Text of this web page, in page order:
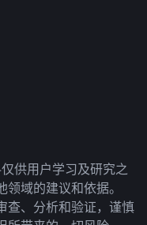
供用户学习及研究之
域的建议和依据。
查、分析和验证，谨慎